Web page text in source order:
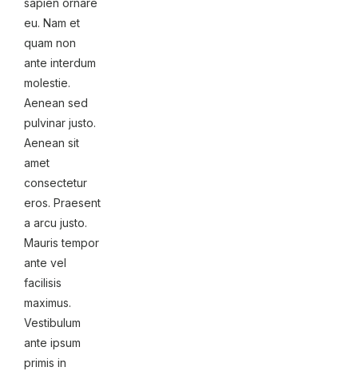
sapien ornare
eu. Nam et
quam non
ante interdum
molestie.
Aenean sed
pulvinar justo.
Aenean sit
amet
consectetur
eros. Praesent
a arcu justo.
Mauris tempor
ante vel
facilisis
maximus.
Vestibulum
ante ipsum
primis in